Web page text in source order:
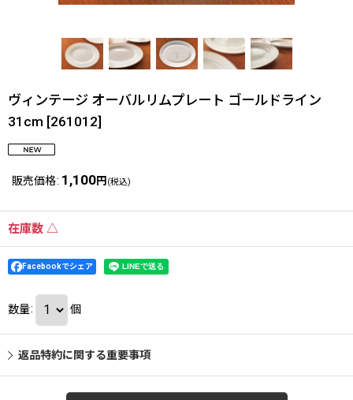
ヴィンテージ オーバルリムプレート ゴールドライン
31cm [261012]
販売価格: 1,100円 (税込)
在庫数 △
Facebookでシェア
数量: 個
返品特約に関する重要事項